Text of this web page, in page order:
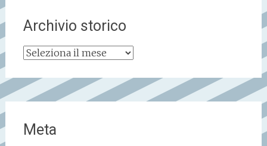
Archivio storico
Archivio
Meta